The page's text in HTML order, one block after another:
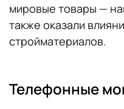
мировые товары —
также оказали
стройматериалов.
Телефонные